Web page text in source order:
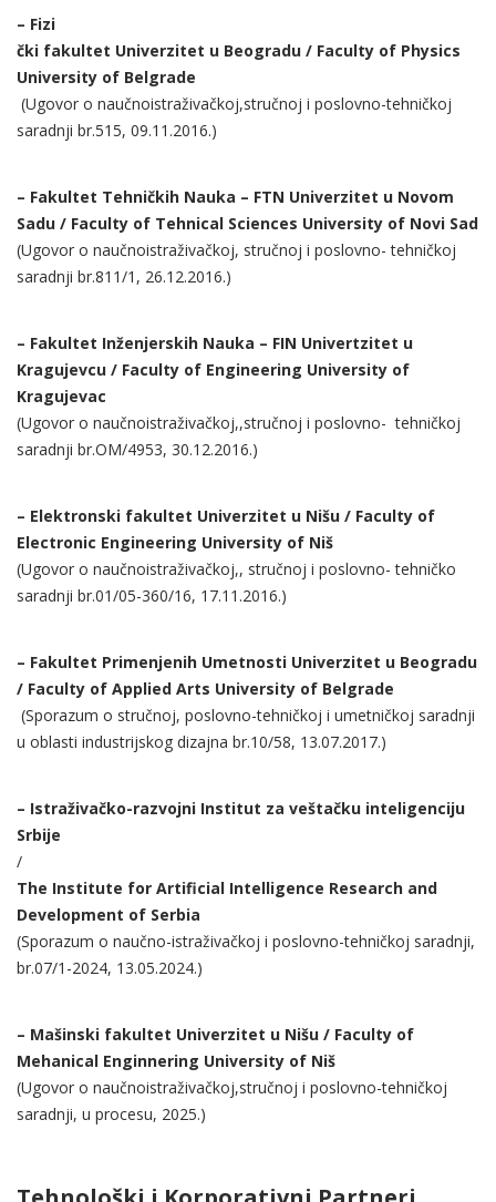
– Fizi
čki fakultet Univerzitet u Beogradu / Faculty of Physics
University of Belgrade
(Ugovor o naučnoistraživačkoj,stručnoj i poslovno-tehničkoj
saradnji br.515, 09.11.2016.)
– Fakultet Tehničkih Nauka – FTN Univerzitet u Novom
Sadu / Faculty of Tehnical Sciences University of Novi Sad
(Ugovor o naučnoistraživačkoj, stručnoj i poslovno- tehničkoj
saradnji br.811/1, 26.12.2016.)
– Fakultet Inženjerskih Nauka – FIN Univertzitet u
Kragujevcu / Faculty of Engineering University of
Kragujevac
(Ugovor o naučnoistraživačkoj,,stručnoj i poslovno- tehničkoj
saradnji br.OM/4953, 30.12.2016.)
– Elektronski fakultet Univerzitet u Nišu / Faculty of
Electronic Engineering University of Niš
(Ugovor o naučnoistraživačkoj,, stručnoj i poslovno- tehničko
saradnji br.01/05-360/16, 17.11.2016.)
– Fakultet Primenjenih Umetnosti Univerzitet u Beogradu
/ Faculty of Applied Arts University of Belgrade
(Sporazum o stručnoj, poslovno-tehničkoj i umetničkoj saradnji
u oblasti industrijskog dizajna br.10/58, 13.07.2017.)
– Istraživačko-razvojni Institut za veštačku inteligenciju
Srbije
/
The Institute for Artificial Intelligence Research and
Development of Serbia
(Sporazum o naučno-istraživačkoj i poslovno-tehničkoj saradnji,
br.07/1-2024, 13.05.2024.)
– Mašinski fakultet Univerzitet u Nišu / Faculty of
Mehanical Enginnering University of Niš
(Ugovor o naučnoistraživačkoj,stručnoj i poslovno-tehničkoj
saradnji, u procesu, 2025.)